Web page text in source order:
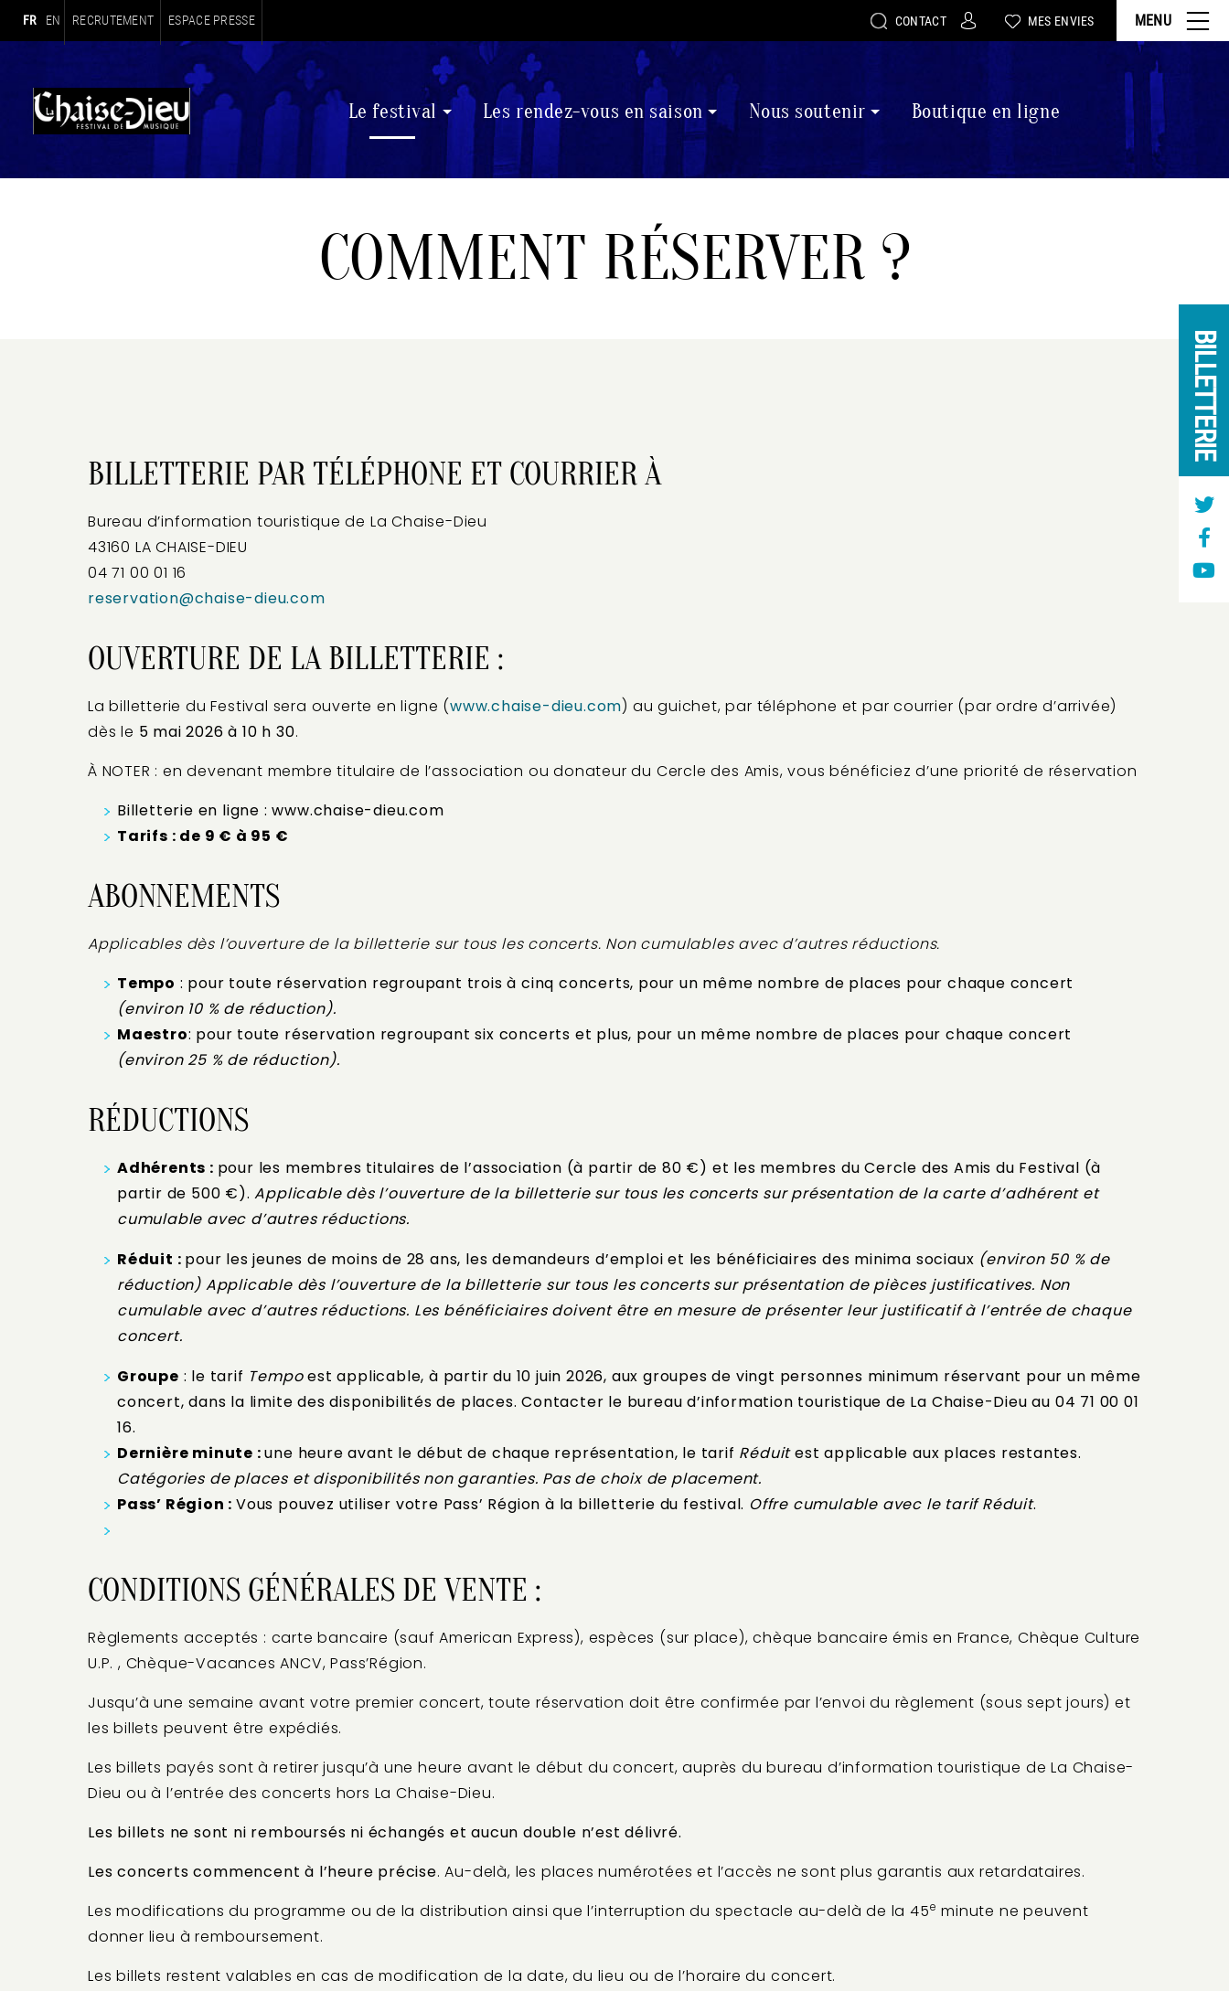
BILLETTERIE
Navigation principale
FR EN RECRUTEMENT ESPACE PRESSE CONTACT MES ENVIES MENU
Le festival Les rendez-vous en saison Nous soutenir Boutique en ligne
COMMENT RÉSERVER ?
BILLETTERIE PAR TÉLÉPHONE ET COURRIER À
Bureau d’information touristique de La Chaise-Dieu
43160 LA CHAISE-DIEU
04 71 00 01 16
reservation@chaise-dieu.com
OUVERTURE DE LA BILLETTERIE :
La billetterie du Festival sera ouverte en ligne (www.chaise-dieu.com) au guichet, par téléphone et par courrier (par ordre d’arrivée)
dès le 5 mai 2026 à 10 h 30.
À NOTER : en devenant membre titulaire de l’association ou donateur du Cercle des Amis, vous bénéficiez d’une priorité de réservation
Billetterie en ligne : www.chaise-dieu.com
Tarifs : de 9 € à 95 €
ABONNEMENTS
Applicables dès l’ouverture de la billetterie sur tous les concerts. Non cumulables avec d’autres réductions.
Tempo : pour toute réservation regroupant trois à cinq concerts, pour un même nombre de places pour chaque concert
(environ 10 % de réduction).
Maestro: pour toute réservation regroupant six concerts et plus, pour un même nombre de places pour chaque concert
(environ 25 % de réduction).
RÉDUCTIONS
Adhérents : pour les membres titulaires de l’association (à partir de 80 €) et les membres du Cercle des Amis du Festival (à
partir de 500 €).Applicable dès l’ouverture de la billetterie sur tous les concerts sur présentation de la carte d’adhérent et
cumulable avec d’autres réductions.
Réduit : pour les jeunes de moins de 28 ans, les demandeurs d’emploi et les bénéficiaires des minima sociaux (environ 50 % de
réduction) Applicable dès l’ouverture de la billetterie sur tous les concerts sur présentation de pièces justificatives. Non
cumulable avec d’autres réductions. Les bénéficiaires doivent être en mesure de présenter leur justificatif à l’entrée de chaque
concert.
Groupe : le tarif Tempoest applicable, à partir du 10 juin 2026, aux groupes de vingt personnes minimum réservant pour un même
concert, dans la limite des disponibilités de places. Contacter le bureau d’information touristique de La Chaise-Dieu au 04 71 00 01
16.
Dernière minute :une heure avant le début de chaque représentation, le tarif Réduitest applicable aux places restantes.
Catégories de places et disponibilités non garanties. Pas de choix de placement.
Pass’ Région : Vous pouvez utiliser votre Pass’ Région à la billetterie du festival. Offre cumulable avec le tarif Réduit.
CONDITIONS GÉNÉRALES DE VENTE :
Règlements acceptés : carte bancaire (sauf American Express), espèces (sur place), chèque bancaire émis en France, Chèque Culture
U.P. , Chèque-Vacances ANCV, Pass’Région.
Jusqu’à une semaine avant votre premier concert, toute réservation doit être confirmée par l’envoi du règlement (sous sept jours) et
les billets peuvent être expédiés.
Les billets payés sont à retirer jusqu’à une heure avant le début du concert, auprès du bureau d’information touristique de La Chaise-
Dieu ou à l’entrée des concerts hors La Chaise-Dieu.
Les billets ne sont ni remboursés ni échangés et aucun double n’est délivré.
Les concerts commencent à l’heure précise. Au-delà, les places numérotées et l’accès ne sont plus garantis aux retardataires.
Les modifications du programme ou de la distribution ainsi que l’interruption du spectacle au-delà de la 45e minute ne peuvent
donner lieu à remboursement.
Les billets restent valables en cas de modification de la date, du lieu ou de l’horaire du concert.